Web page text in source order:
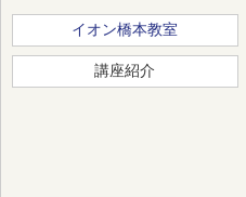
イオン橋本教室
講座紹介